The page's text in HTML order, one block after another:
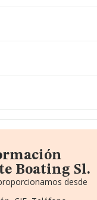
Boating Sl.
desde